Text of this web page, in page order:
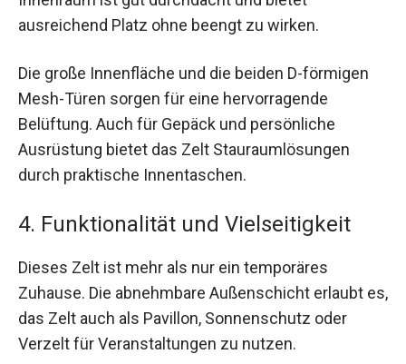
ausreichend Platz ohne beengt zu wirken.
Die große Innenfläche und die beiden D-förmigen
Mesh-Türen sorgen für eine hervorragende
Belüftung. Auch für Gepäck und persönliche
Ausrüstung bietet das Zelt Stauraumlösungen
durch praktische Innentaschen.
4. Funktionalität und Vielseitigkeit
Dieses Zelt ist mehr als nur ein temporäres
Zuhause. Die abnehmbare Außenschicht erlaubt es,
das Zelt auch als Pavillon, Sonnenschutz oder
Verzelt für Veranstaltungen zu nutzen.